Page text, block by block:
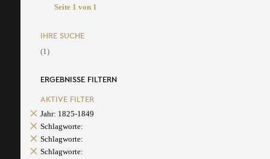
Seite 1 von 1
IHRE SUCHE
(1)
ERGEBNISSE FILTERN
AKTIVE FILTER
Jahr: 1825-1849
Schlagworte:
Schlagworte:
Schlagworte: